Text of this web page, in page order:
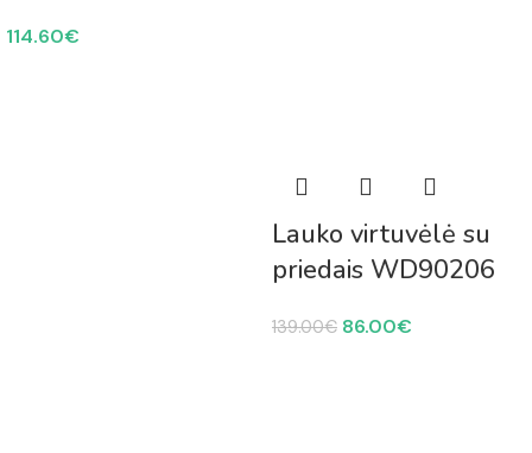
114.60€
Lauko virtuvėlė su
priedais WD90206
139.00€ 86.00€